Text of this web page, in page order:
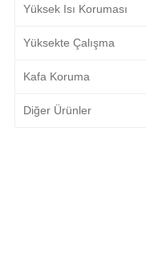
Yüksek Isı Koruması
Yüksekte Çalışma
Kafa Koruma
Diğer Ürünler